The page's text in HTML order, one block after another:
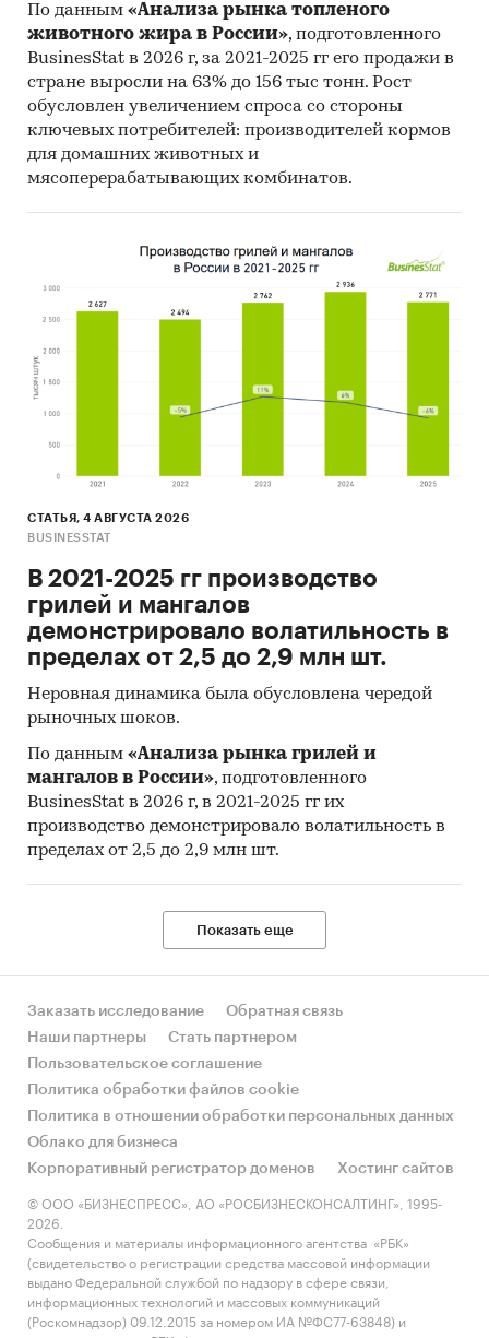
По данным «Анализа рынка топленого
животного жира в России», подготовленного
BusinesStat в 2026 г, за 2021-2025 гг его продажи в
стране выросли на 63% до 156 тыс тонн. Рост
обусловлен увеличением спроса со стороны
ключевых потребителей: производителей кормов
для домашних животных и
мясоперерабатывающих комбинатов.
СТАТЬЯ, 4 АВГУСТА 2026
BUSINESSTAT
В 2021-2025 гг производство
грилей и мангалов
демонстрировало волатильность в
пределах от 2,5 до 2,9 млн шт.
Неровная динамика была обусловлена чередой
рыночных шоков.
По данным «Анализа рынка грилей и
мангалов в России», подготовленного
BusinesStat в 2026 г, в 2021-2025 гг их
производство демонстрировало волатильность в
пределах от 2,5 до 2,9 млн шт.
Показать еще
Заказать исследование
Обратная связь
Наши партнеры
Стать партнером
Пользовательское соглашение
Политика обработки файлов cookie
Политика в отношении обработки персональных данных
Облако для бизнеса
Корпоративный регистратор доменов
Хостинг сайтов
© ООО «БИЗНЕСПРЕСС», АО «РОСБИЗНЕСКОНСАЛТИНГ», 1995-
2026.
Сообщения и материалы информационного агентства «РБК»
(свидетельство о регистрации средства массовой информации
выдано Федеральной службой по надзору в сфере связи,
информационных технологий и массовых коммуникаций
(Роскомнадзор) 09.12.2015 за номером ИА №ФС77-63848) и